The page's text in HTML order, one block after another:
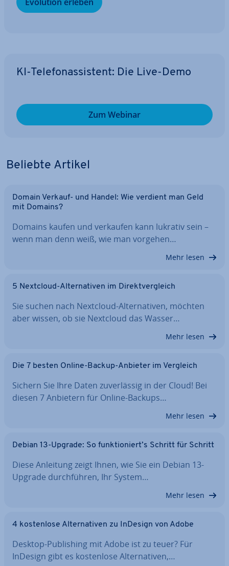
KI-Te­le­fon­as­sis­tent: Die Live-Demo
Zum Webinar
Beliebte Artikel
Domain Verkauf- und Handel: Wie verdient man Geld
mit Domains?
Domains kaufen und verkaufen kann lukrativ sein –
wenn man denn weiß, wie man vorgehen…
Mehr lesen
5 Nextcloud-Al­ter­na­ti­ven im Di­rekt­ver­gleich
Sie suchen nach Nextcloud-Al­ter­na­ti­ven, möchten
aber wissen, ob sie Nextcloud das Wasser…
Mehr lesen
Die 7 besten Online-Backup-Anbieter im Vergleich
Sichern Sie Ihre Daten zu­ver­läs­sig in der Cloud! Bei
diesen 7 Anbietern für Online-Backups…
Mehr lesen
Debian 13-Upgrade: So funk­tio­niert’s Schritt für Schritt
Diese Anleitung zeigt Ihnen, wie Sie ein Debian 13-
Upgrade durch­füh­ren, Ihr System…
Mehr lesen
4 kos­ten­lo­se Al­ter­na­ti­ven zu InDesign von Adobe
Desktop-Pu­bli­shing mit Adobe ist zu teuer? Für
InDesign gibt es kos­ten­lo­se Al­ter­na­ti­ven,…